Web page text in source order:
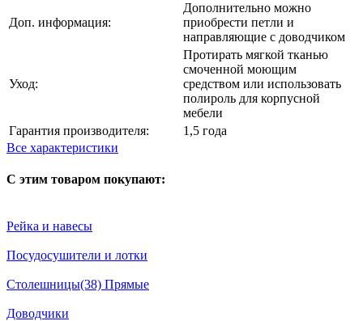
Доп. информация:
Дополнительно можно
приобрести петли и
направляющие с доводчиком
Уход:
Протирать мягкой тканью
смоченной моющим
средством или использовать
полироль для корпусной
мебели
Гарантия производителя:
1,5 года
Все характеристики
С этим товаром покупают:
Рейка и навесы
Посудосушители и лотки
Столешницы(38) Прямые
Доводчики